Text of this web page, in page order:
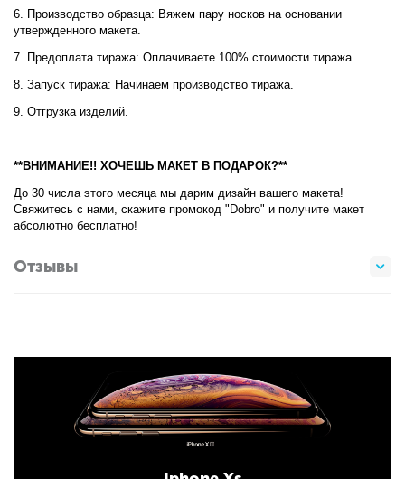
6. Производство образца: Вяжем пару носков на основании
утвержденного макета.
7. Предоплата тиража: Оплачиваете 100% стоимости тиража.
8. Запуск тиража: Начинаем производство тиража.
9. Отгрузка изделий.
**ВНИМАНИЕ!! ХОЧЕШЬ МАКЕТ В ПОДАРОК?**
До 30 числа этого месяца мы дарим дизайн вашего макета!
Свяжитесь с нами, скажите промокод "Dobro" и получите макет
абсолютно бесплатно!
Отзывы